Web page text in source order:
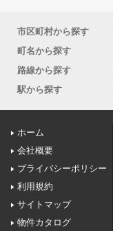
市区町村から探す
町名から探す
路線から探す
駅から探す
ホーム
会社概要
プライバシーポリシー
利用規約
サイトマップ
物件カタログ